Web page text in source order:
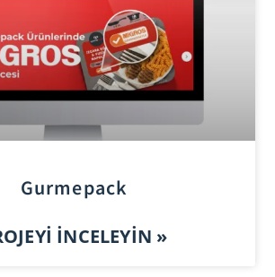
Gurmepack
İNCELEYIN »